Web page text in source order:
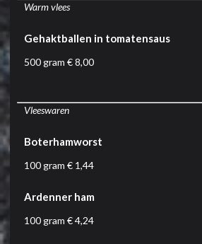
Warm vlees
Gehaktballen in tomatensaus
500 gram € 8,00
Vleeswaren
Boterhamworst
100 gram € 1,44
Ardenner ham
100 gram € 4,24